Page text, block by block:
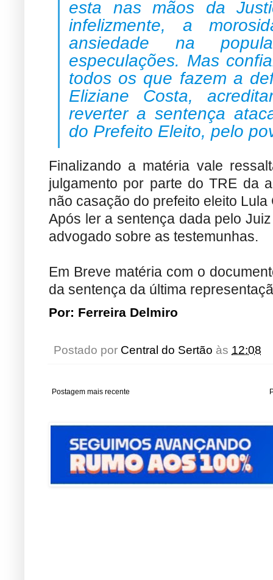
esta nas mãos da
infelizmente, a
ansiedade na
especulações. Mas
todos os que fazem a
Eliziane Costa,
reverter a sentença
do Prefeito Eleito, pelo
Finalizando a matéria vale
julgamento por parte do TRE da
não casação do prefeito eleito Lula
Após ler a sentença dada pelo
advogado sobre as testemunhas.
Em Breve matéria com o
da sentença da última
Por: Ferreira Delmiro
Postado por Central do Sertão às 12:08
Postagem mais recente